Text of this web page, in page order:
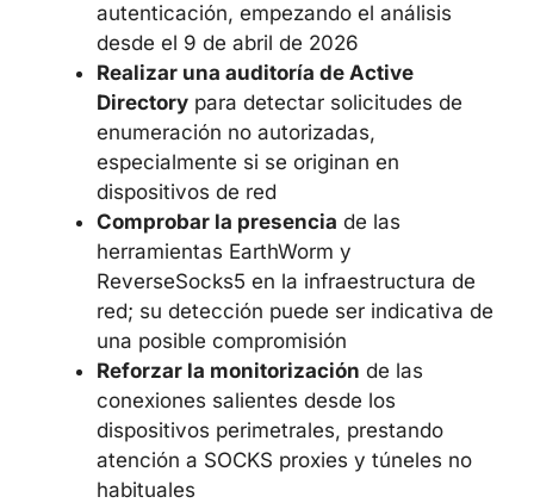
permitiendo conexiones solo desde
zonas de red de confianza
Desactivar por completo el servicio
no se utiliza en la configuración actual
Revisar los registrosen busca de
fallos anómalos de procesos nginx,
borrados inexplicables de volcados de
errores y conexiones sospechosas al
portal de autenticación, empezando el
análisis desde el 9 de abril de 2026
Realizar una auditoría de Active
Directorypara detectar solicitudes de
enumeración no autorizadas,
especialmente si se originan en
dispositivos de red
Comprobar la presenciade las
herramientas EarthWorm y